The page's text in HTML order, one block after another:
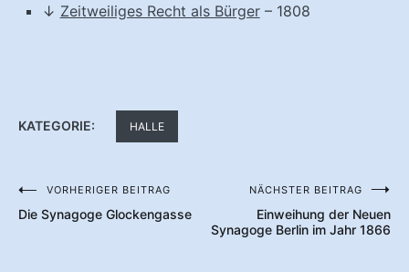
↓ Zeitweiliges Recht als Bürger– 1808
KATEGORIE: HALLE
Beitragsnavigation
VORHERIGER BEITRAG
Die Synagoge Glockengasse
NÄCHSTER BEITRAG
Einweihung der Neuen
Synagoge Berlin im Jahr 1866